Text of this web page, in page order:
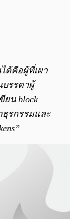
ด้คือผู้ที่เผา
บรรดาผู้
น block
ธุรกรรมและ